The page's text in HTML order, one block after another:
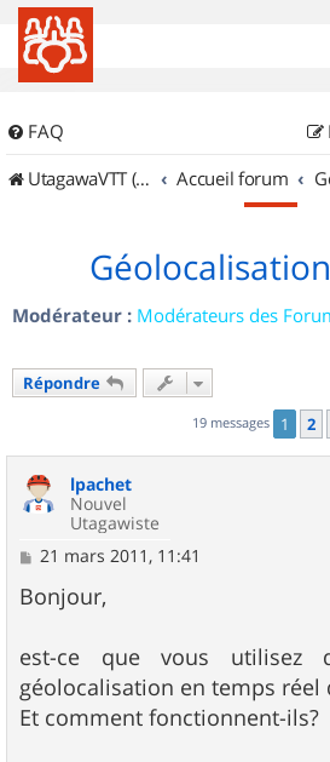
FAQ
UtagawaVTT (Randos VTT et VTTAE avec traces GPS)
Accueil forum
Modérateur : Modérateurs des
Répondre
19 messages 1 2
lpachet
Nouvel
Utagawiste
M
s
s
g
e
21 mars 2011, 11:41
Bonjour,
est-ce que vous utilisez
géolocalisation en temps réel
Et comment fonctionnent-ils?